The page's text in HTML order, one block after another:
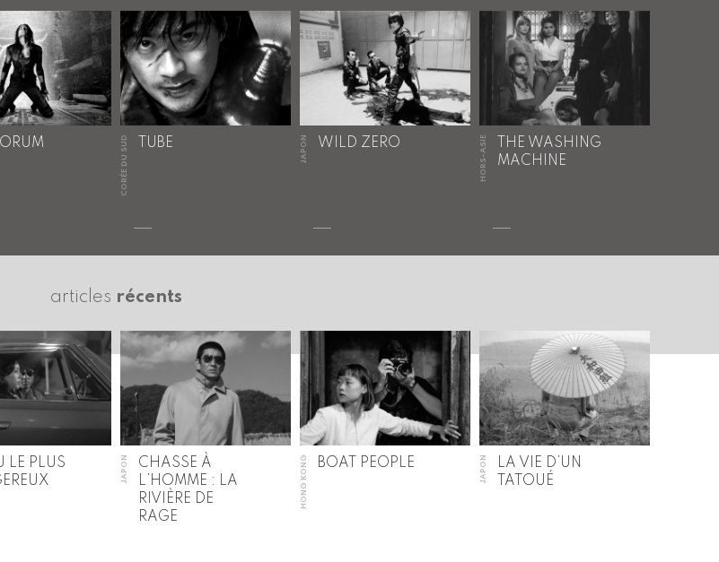
CORÉE DU SUD TUBE JAPON WILD ZERO HORS-ASIE
THE WASHING
MACHINE
articles récents
LE PLUS
JAPON
CHASSE À
L’HOMME : LA
RIVIÈRE DE
RAGE
HONG KONG BOAT PEOPLE JAPON
LA VIE D’UN
TATOUÉ